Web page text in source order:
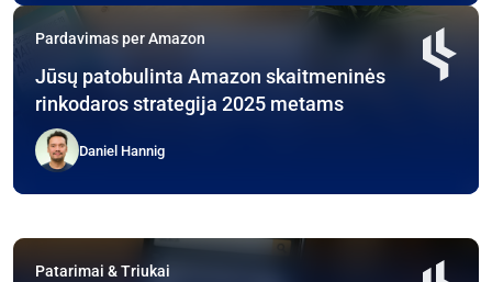
Pardavimas per Amazon
Jūsų patobulinta Amazon skaitmeninės
rinkodaros strategija 2025 metams
Daniel Hannig
Patarimai & Triukai